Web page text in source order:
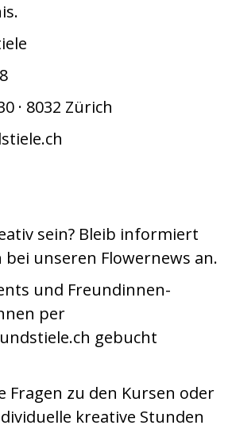
· 8032 Zürich
sein? Bleib informiert
bei unseren Flowernews an.
und Freundinnen-
per
gebucht
Fragen zu den Kursen oder
kreative Stunden